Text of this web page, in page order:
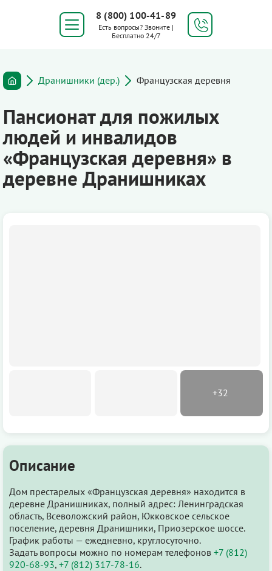
8 (800) 100-41-89
Есть вопросы? Звоните |
Бесплатно 24/7
Дранишники (дер.) Французская деревня
Пансионат для пожилых
людей и инвалидов
«Французская деревня» в
деревне Дранишниках
Описание
Дом престарелых «Французская деревня» находится в
деревне Дранишниках, полный адрес: Ленинградская
область, Всеволожский район, Юкковское сельское
поселение, деревня Дранишники, Приозерское шоссе.
График работы — ежедневно, круглосуточно.
Задать вопросы можно по номерам телефонов +7 (812)
920-68-93, +7 (812) 317-78-16.